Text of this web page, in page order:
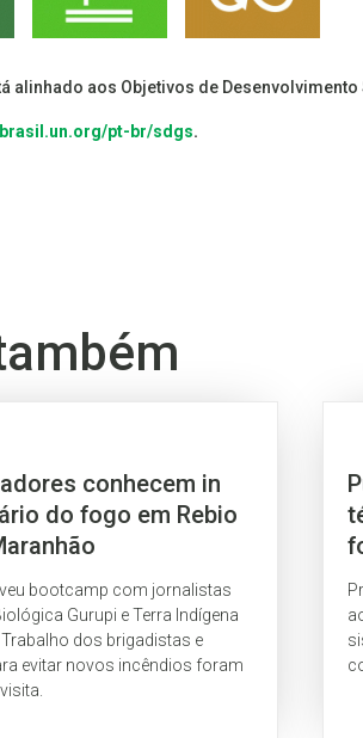
alinhado aos Objetivos de Desenvolvimento
brasil.un.org/pt-br/sdgs.
conhecem in
do fogo em Rebio
bootcamp com jornalistas
Gurupi e Terra Indígena
dos brigadistas e
evitar novos incêndios foram